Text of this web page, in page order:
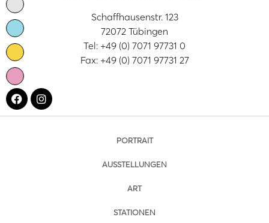
Schaffhausenstr. 123
72072 Tübingen
Tel: +49 (0) 7071 97731 0
Fax: +49 (0) 7071 97731 27
PORTRAIT
AUSSTELLUNGEN
ART
STATIONEN